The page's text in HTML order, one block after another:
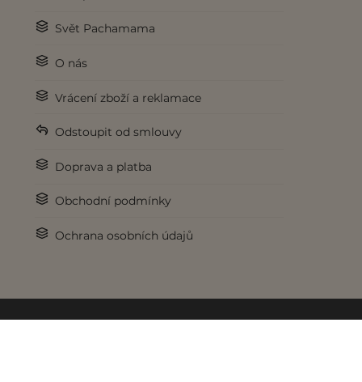
Svět Pachamama
O nás
Vrácení zboží a reklamace
Odstoupit od smlouvy
Doprava a platba
Obchodní podmínky
Ochrana osobních údajů